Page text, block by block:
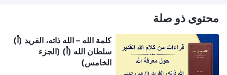
محتوى ذو صلة
كلمة الله – الله ذاته، الفريد (أ)
سلطان الله (أ) (الجزء
الخامس)